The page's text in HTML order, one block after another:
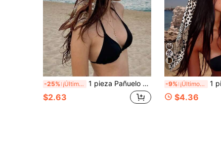
-25% ¡Últimos 3 días 1 pieza Pañuelo cuadrado con estampado paisley, pañuelo grande para mujer para primavera, como cinturón, diadema o pañuelo para la cabeza
$2.63
9
-9% ¡Últimos 3 días 1 pieza Pañuelo/Pañuelo de cabeza de estilo
$4.36